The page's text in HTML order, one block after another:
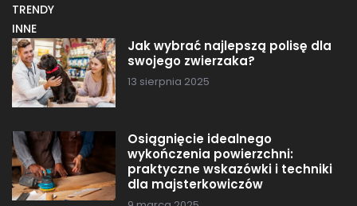
TRENDY
INNE
Jak wybrać najlepszą polisę dla
swojego zwierzaka?
13 sierpnia 2025
Osiągnięcie idealnego
wykończenia powierzchni:
praktyczne wskazówki i techniki
dla majsterkowiczów